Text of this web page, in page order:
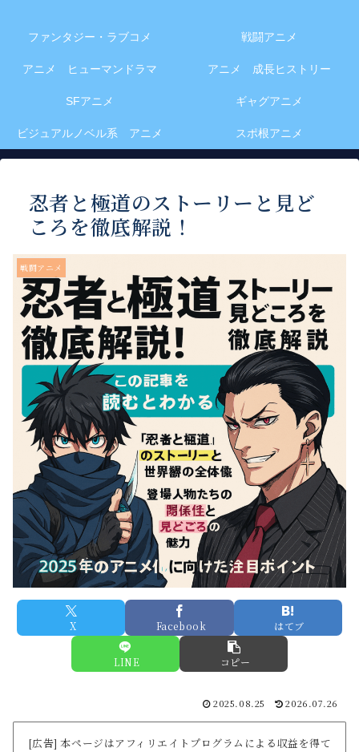
ファンタジー・ラブコメ 戦闘アニメ
アニメ ヒューマンドラマ アニメ 成長ヒストリー
SFアニメ ギャグアニメ
ビジュアルノベル系 アニメ スポ根アニメ
忍者と極道のストーリーと見ど
ころを徹底解説！
戦闘アニメ
X Facebook はてブ
LINE コピー
2025.08.25 2026.07.26
[広告] 本ページはアフィリエイトプログラムによる収益を得て